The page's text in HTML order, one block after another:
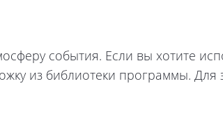
события. Если вы хотите
из библиотеки программы. Для